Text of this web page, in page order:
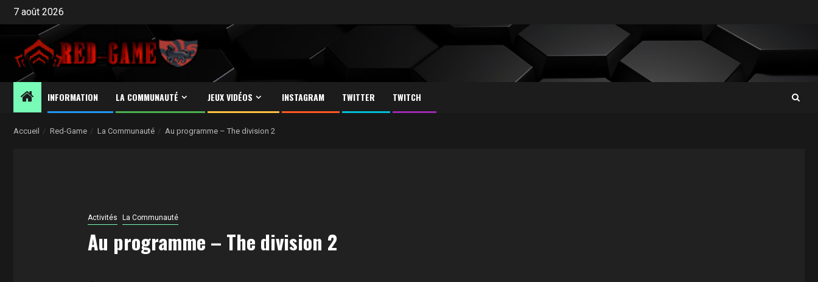
Aller7 août 2026
INFORMATION LA COMMUNAUTÉ JEUX VIDÉOS INSTAGRAM TWITTER TWITCH
Accueil Red-Game La Communauté Au programme – The division 2
Activités La Communauté
Au programme – The division 2